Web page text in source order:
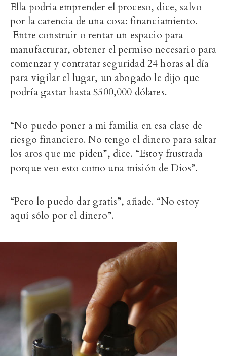
Ella podría emprender el proceso, dice, salvo
por la carencia de una cosa: financiamiento.
Entre construir o rentar un espacio para
manufacturar, obtener el permiso necesario para
comenzar y contratar seguridad 24 horas al día
para vigilar el lugar, un abogado le dijo que
podría gastar hasta $500,000 dólares.
“No puedo poner a mi familia en esa clase de
riesgo financiero. No tengo el dinero para saltar
los aros que me piden”, dice. “Estoy frustrada
porque veo esto como una misión de Dios”.
“Pero lo puedo dar gratis”, añade. “No estoy
aquí sólo por el dinero”.